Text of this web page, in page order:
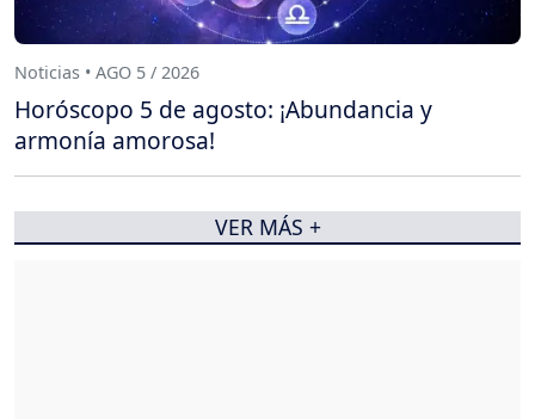
Noticias • AGO 5 / 2026
Horóscopo 5 de agosto: ¡Abundancia y
armonía amorosa!
VER MÁS +